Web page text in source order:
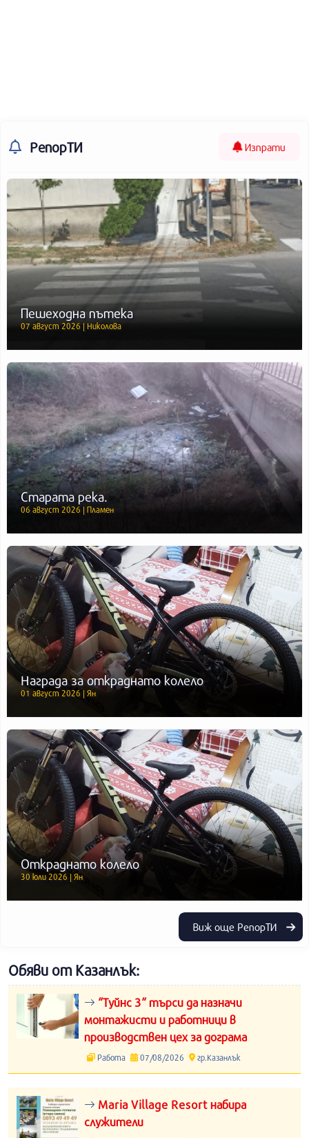
РепорТИ Изпрати
Пешеходна пътека
07 август 2026 | Николова
Старата река.
06 август 2026 | Пламен
Награда за откраднато колело
01 август 2026 | Ян
Откраднато колело
30 юли 2026 | Ян
Виж още РепорТИ
Обяви от Казанлък:
“Туйнс 3“ търси да назначи
монтажисти и работници в
производствен цех за дограма
Работа 07/08/2026 гр.Казанлък
Maria Village Resort набира
служители